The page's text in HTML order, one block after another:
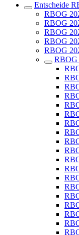
Entscheide
RBOG
RBOG
RBOG
RBOG
RBOG
RBOG